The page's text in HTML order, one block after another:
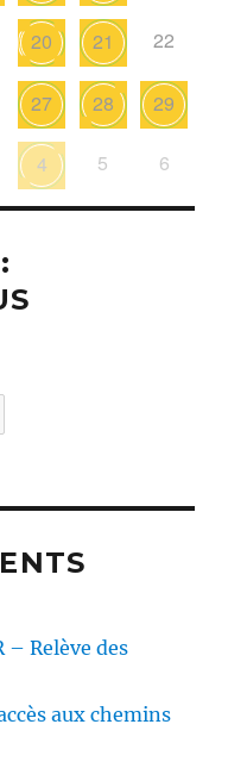
20 21 22
27 28 29
4 5 6
Relève des
aux chemins